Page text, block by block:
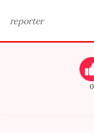
reporter
0